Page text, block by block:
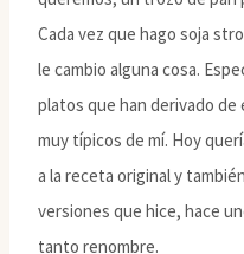
Cada vez que hago soja
le cambio alguna cosa.
platos que han derivado
muy típicos de mí. Hoy
a la receta original y
versiones que hice, hace
tanto renombre.